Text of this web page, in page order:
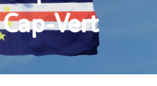
Vert